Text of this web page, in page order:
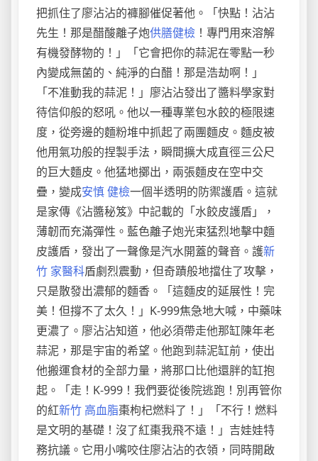
把抓住了廖沾沾的褲腳催促著他。「快點！沾沾
先生！那是醋酸離子炮供膳健檢 ！專門用來溶解
有機發酵物的！」「它會把你的蒜泥在零點一秒
內變成無菌的、純淨的白醋！那是浩劫啊！」
「不准動我的蒜泥！」廖沾沾發出了醬料學家對
待信仰般的怒吼。他以一種專業包水餃的極限速
度，從旁邊的麵粉堆中抓起了兩團麵皮。麵皮被
他用氣功般的捏製手法，瞬間擴大成直徑三公尺
的巨大麵皮。他猛地擲出，兩張麵皮在空中交
疊，變成安慎 健檢一個半透明的防禦護盾。這就
是家傳《沾醬秘笈》中記載的「水餃皮護盾」，
薄韌而充滿彈性。藍色離子炮光束猛烈地擊中麵
皮護盾，發出了一聲像是汽水開蓋的聲音。護新
竹 家醫科盾劇烈震動，但奇蹟般地擋住了攻擊，
只是散發出濃郁的麵香。「這麵皮的延展性！完
美！但撐不了太久！」K-999焦急地大喊，中藥味
更濃了。廖沾沾知道，他必須帶走他那缸陳年老
蒜泥，那是宇宙的希望。他跑到蒜泥缸前，使出
他搬運食材的全部力量，將那口比他還胖的缸抱
起。「走！K-999！我們要從後院逃跑！別再管你
的紅新竹 高血脂棗枸杞燃料了！」「不行！燃料
是文明的基礎！沒了紅棗我飛不遠！」吉娃娃特
務抗議。它用小嘴咬住廖沾沾的衣領，同時開啟